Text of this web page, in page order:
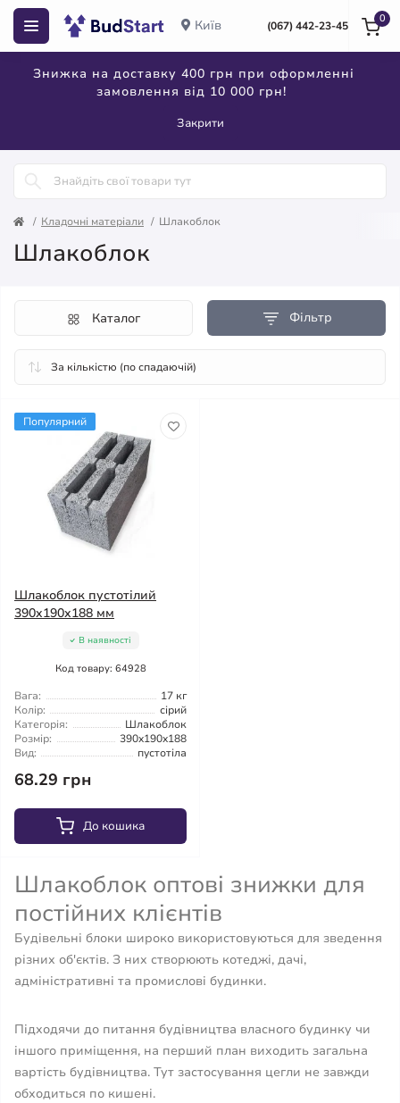
Київ (067) 442-23-45
Знижка на доставку 400 грн при оформленні
замовлення від 10 000 грн!
Закрити
0
Кладочні матеріали Шлакоблок
Шлакоблок
Фільтр
Каталог
Популярний
Шлакоблок пустотілий
390x190x188 мм
В наявності
Код товару: 64928
Вага:
17 кг
Колір:
сірий
Категорія:
Шлакоблок
Розмір:
390x190x188
Вид:
пустотіла
68.29 грн
До кошика
Шлакоблок оптові знижки для
постійних клієнтів
Будівельні блоки широко використовуються для зведення
різних об'єктів. З них створюють котеджі, дачі,
адміністративні та промислові будинки.
Підходячи до питання будівництва власного будинку чи
іншого приміщення, на перший план виходить загальна
вартість будівництва. Тут застосування цегли не завжди
обходиться по кишені.